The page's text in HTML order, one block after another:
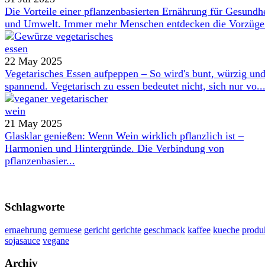
Die Vorteile einer pflanzenbasierten Ernährung für
und Umwelt. Immer mehr Menschen entdecken die
22 May 2025
Vegetarisches Essen aufpeppen – So wird's bunt, würzig und
spannend. Vegetarisch zu essen bedeutet nicht, sich nur vo...
21 May 2025
Glasklar genießen: Wenn Wein wirklich pflanzlich ist –
Harmonien und Hintergründe. Die Verbindung von
pflanzenbasier...
Schlagworte
ernaehrung gemuese gericht gerichte geschmack kaffee kueche
sojasauce vegane
Archiv